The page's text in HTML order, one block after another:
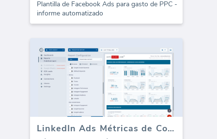
Plantilla de Facebook Ads para gasto de PPC -
informe automatizado
LinkedIn Ads Métricas de Compromiso Viral